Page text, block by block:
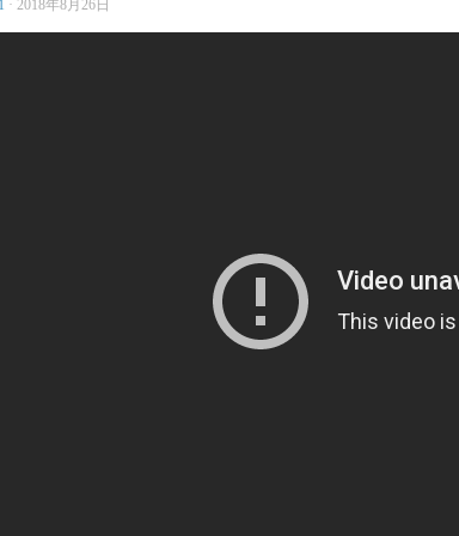
· 2018年8月26日